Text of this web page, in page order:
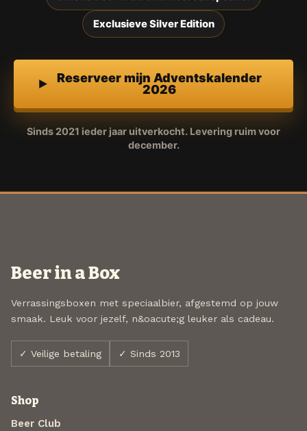
Exclusieve Silver Edition
Reserveer mijn Adventskalender
2026
Sinds 2021 ieder jaar uitverkocht. Levering ruim voor
december.
Beer in a Box
Verrassingsboxen met speciaalbier, afgestemd op jouw
smaak. Leuk voor jezelf, n&oacute;g leuker als cadeau.
✓ Veilige betaling ✓ Sinds 2013
Shop
Beer Club